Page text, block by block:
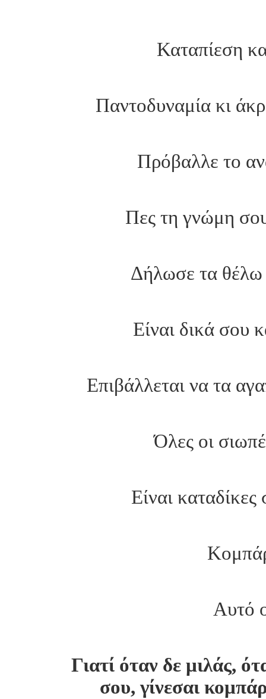
Καταπίεση
Παντοδυναμία κι
Πρόβαλλε το
Πες τη γνώμη σου
Δήλωσε τα θέλω
Είναι δικά σου
Επιβάλλεται να τα
Όλες οι
Είναι
Αυτό
Γιατί όταν δε μιλάς,
σου, γίνεσαι